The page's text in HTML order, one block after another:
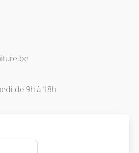
de 9h à 18h